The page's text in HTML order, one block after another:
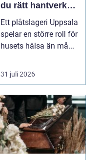
du rätt hantverkare
för tak och fasad
Ett plåtslageri Uppsala
spelar en större roll för
husets hälsa än må...
31 juli 2026